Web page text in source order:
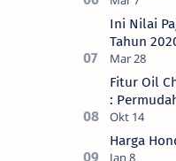
Ini Nilai
Tahun
Fitur Oil
:
Harga